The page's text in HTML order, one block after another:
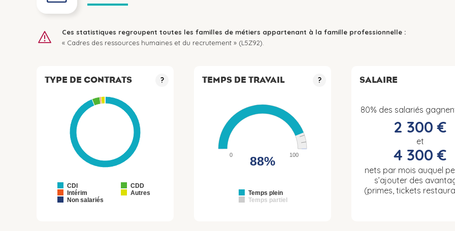
Ces statistiques regroupent toutes les familles de métiers appartenant à la famille professionnelle :
« Cadres des ressources humaines et du recrutement » (L5Z92).
TYPE DE CONTRATS ?
CDI
CDD
Intérim
Autres
Non salariés
TEMPS DE TRAVAIL ?
Temps plein
Temps partiel
0 100
88%
SALAIRE
80% des salariés
2 300 €
et
4 300 €
nets par mois auquel
s’ajouter des
(primes, tickets